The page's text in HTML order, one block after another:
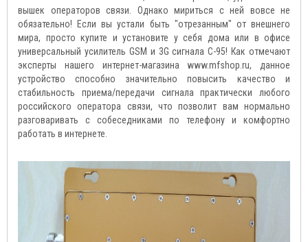
вышек операторов связи. Однако мириться с ней вовсе не
обязательно! Если вы устали быть "отрезанным" от внешнего
мира, просто купите и установите у себя дома или в офисе
универсальный усилитель GSM и 3G сигнала C-95! Как отмечают
эксперты нашего интернет-магазина www.mfshop.ru, данное
устройство способно значительно повысить качество и
стабильность приема/передачи сигнала практически любого
российского оператора связи, что позволит вам нормально
разговаривать с собеседниками по телефону и комфортно
работать в интернете.